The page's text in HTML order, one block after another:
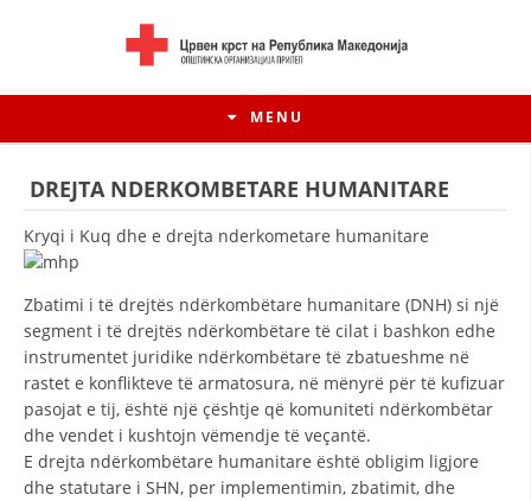
MENU
HISTORIA E LËVIZJES
HISTORIA E KRYQIT TË KUQ
DREJTA NDERKOMBETARE HUMANITARE
Kryqi i Kuq dhe e drejta nderkometare humanitare
Zbatimi i të drejtës ndërkombëtare humanitare (DNH) si një
segment i të drejtës ndërkombëtare të cilat i bashkon edhe
instrumentet juridike ndërkombëtare të zbatueshme në
rastet e konflikteve të armatosura, në mënyrë për të kufizuar
pasojat e tij, është një çështje që komuniteti ndërkombëtar
dhe vendet i kushtojn vëmendje të veçantë.
E drejta ndërkombëtare humanitare është obligim ligjore
dhe statutare i SHN, per implementimin, zbatimit, dhe